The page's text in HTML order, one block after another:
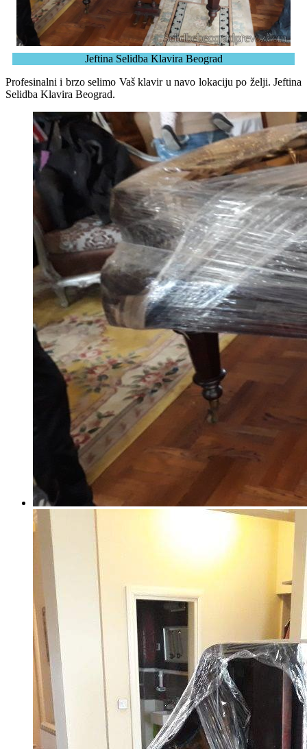
Jeftina Selidba Klavira Beograd
Profesinalni i brzo selimo Vaš klavir u navo lokaciju po želji. Jeftina
Selidba Klavira Beograd.